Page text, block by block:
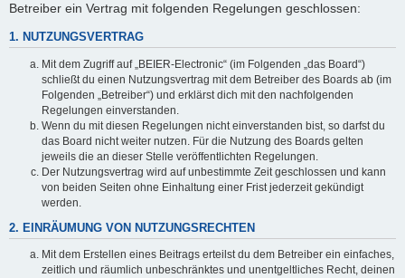
Betreiber ein Vertrag mit folgenden Regelungen geschlossen:
1. NUTZUNGSVERTRAG
Mit dem Zugriff auf „BEIER-Electronic“ (im Folgenden „das Board“)
schließt du einen Nutzungsvertrag mit dem Betreiber des Boards ab (im
Folgenden „Betreiber“) und erklärst dich mit den nachfolgenden
Regelungen einverstanden.
Wenn du mit diesen Regelungen nicht einverstanden bist, so darfst du
das Board nicht weiter nutzen. Für die Nutzung des Boards gelten
jeweils die an dieser Stelle veröffentlichten Regelungen.
Der Nutzungsvertrag wird auf unbestimmte Zeit geschlossen und kann
von beiden Seiten ohne Einhaltung einer Frist jederzeit gekündigt
werden.
2. EINRÄUMUNG VON NUTZUNGSRECHTEN
Mit dem Erstellen eines Beitrags erteilst du dem Betreiber ein einfaches,
zeitlich und räumlich unbeschränktes und unentgeltliches Recht, deinen